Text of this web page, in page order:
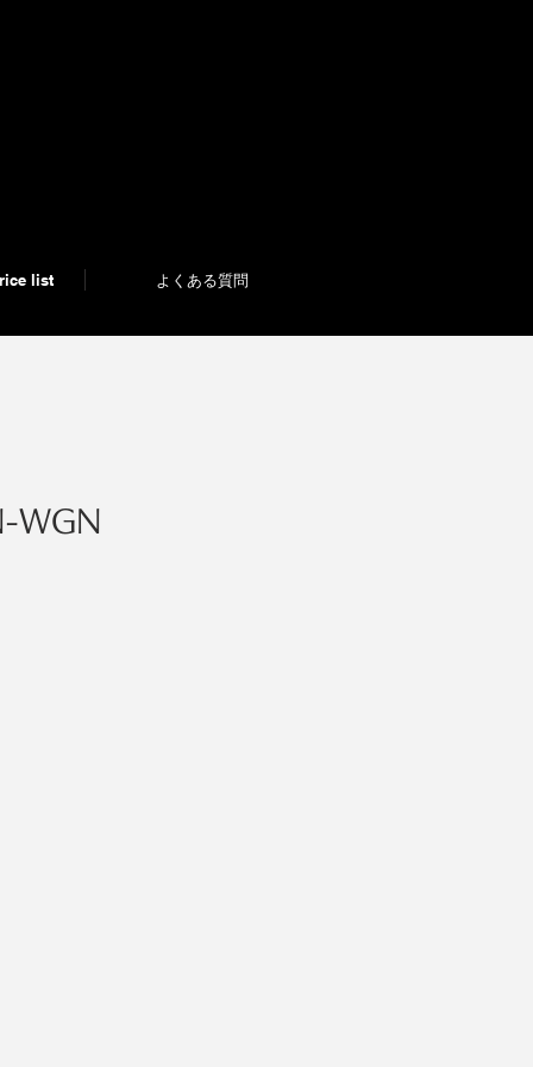
list よくある質問
list よくある質問
WGN